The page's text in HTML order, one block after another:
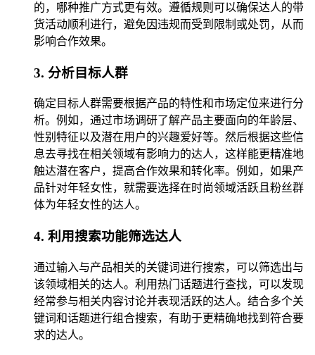
的，哪种推广方式更有效。遵循规则可以确保达人的带
货活动顺利进行，避免因违规而受到限制或处罚，从而
影响合作效果。
3. 分析目标人群
确定目标人群需要根据产品的特性和市场定位来进行分
析。例如，通过市场调研了解产品主要面向的年龄层、
性别特征以及潜在用户的兴趣爱好等。然后根据这些信
息去寻找在相关领域有影响力的达人，这样能更精准地
触达潜在客户，提高合作效果和转化率。例如，如果产
品针对年轻女性，就需要选择在时尚领域活跃且粉丝群
体为年轻女性的达人。
4. 利用搜索功能筛选达人
通过输入与产品相关的关键词进行搜索，可以筛选出与
该领域相关的达人。利用热门话题进行查找，可以发现
经常参与相关内容讨论并表现活跃的达人。结合多个关
键词和话题进行组合搜索，有助于更精确地找到符合要
求的达人。